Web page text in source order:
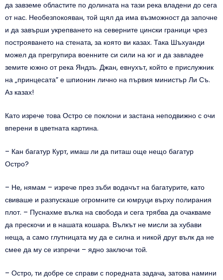
да завземе областите по долината на тази река владени до сега
от нас. Необезпокояван, той щял да има възможност да започне
и да завърши укрепването на северните цински граници чрез
построяването на стената, за която ви казах. Така Шъхуанди
можел да прегрупира военните си сили на юг и да завладее
земите южно от река Яндзъ. Джан, евнухът, който е прислужник
на „принцесата” е шпионин лично на първия министър Ли Съ.
Аз казах!
Като изрече това Остро се поклони и застана неподвижно с очи
вперени в цветната картина.
– Кан багатур Курт, имаш ли да питаш още нещо багатур
Остро?
– Не, нямам – изрече през зъби водачът на багатурите, като
свиваше и разпускаше огромните си юмруци върху полирания
плот. – Пуснахме вълка на свобода и сега трябва да очакваме
да прескочи и в нашата кошара. Вълкът не мисли за хубави
неща, а само глутницата му да е силна и никой друг вълк да не
смее да му се изпречи – ядно заключи той.
– Остро, ти добре се справи с поредната задача, затова намини